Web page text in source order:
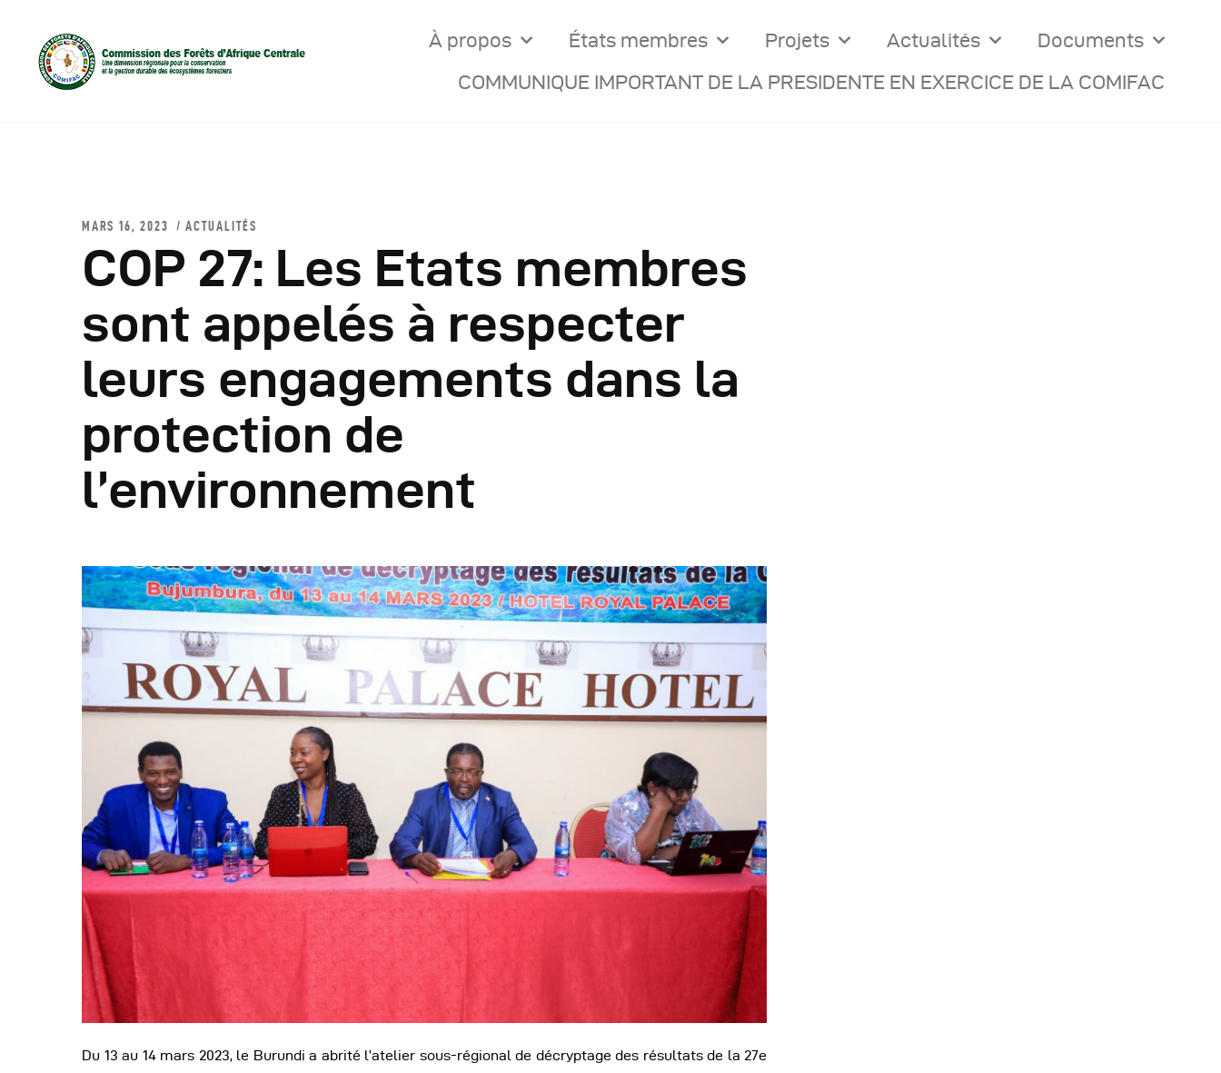
À propos États membres Projets Actualités
Documents
COMMUNIQUE IMPORTANT DE LA PRESIDENTE EN EXERCICE DE LA COMIFAC
Documents Officiels
Conseils Des Ministres
Comptes Rendus De
Réunions Sous-
Régionales
Rapports
Publications
COMIFAC Newsletter
Réunions Réseaux
CEFDHAC
Autres Publications
MARS 16, 2023 ACTUALITÉS
COP 27: Les Etats membres
sont appelés à respecter
leurs engagements dans la
protection de
l’environnement
Du 13 au 14 mars 2023, le Burundi a abrité l’atelier sous-régional de décryptage des résultats de la 27e